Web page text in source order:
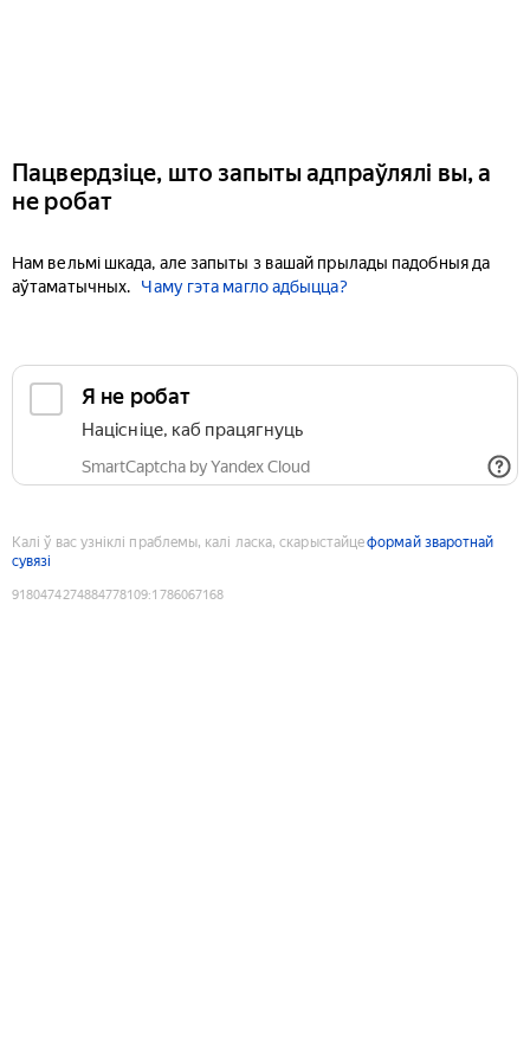
Пацвердзіце, што запыты адпраўлялі вы, а
не робат
Нам вельмі шкада, але запыты з вашай прылады падобныя да
аўтаматычных.
Чаму гэта магло адбыцца?
Я не робат
Націсніце, каб працягнуць
SmartCaptcha by Yandex Cloud
Калі ў вас узніклі праблемы, калі ласка, скарыстайцеформай зваротнай
сувязі
9180474274884778109:1786067168